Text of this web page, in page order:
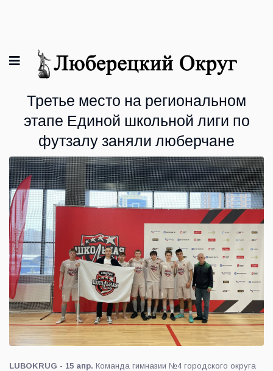
Третье место на региональном
этапе Единой школьной лиги по
футзалу заняли люберчане
LUBOKRUG - 15 апр. Команда гимназии №4 городского округа